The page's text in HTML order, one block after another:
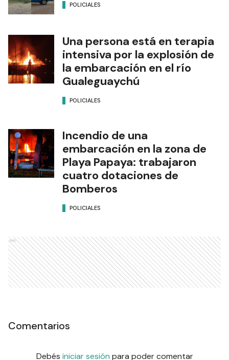
POLICIALES
Una persona está en terapia
intensiva por la explosión de
la embarcación en el río
Gualeguaychú
POLICIALES
Incendio de una
embarcación en la zona de
Playa Papaya: trabajaron
cuatro dotaciones de
Bomberos
POLICIALES
Ads
Comentarios
Debés iniciar sesión para poder comentar